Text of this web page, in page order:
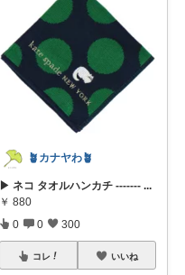
🪴カナヤわ🪴
▶ ネコ タオルハンカチ ------- ...
￥ 880
0 0 300
コレ いいね